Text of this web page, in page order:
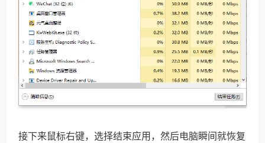
接下来鼠标右键，选择结束应用，然后电脑瞬间就恢复